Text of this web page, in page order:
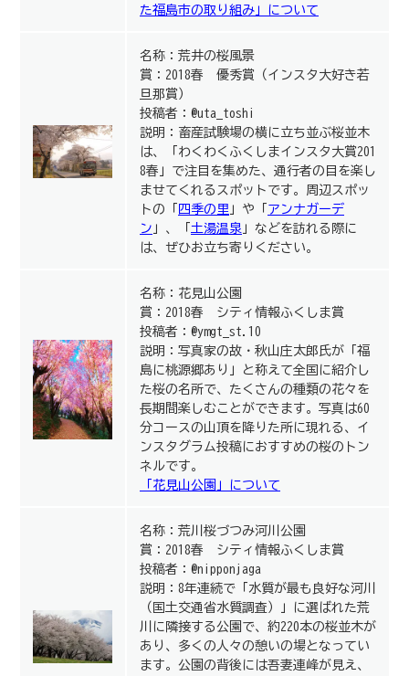
た福島市の取り組み」について
名称：荒井の桜風景
賞：2018春 優秀賞（インスタ大好き若
旦那賞）
投稿者：@uta_toshi
説明：畜産試験場の横に立ち並ぶ桜並木
は、「わくわくふくしまインスタ大賞201
8春」で注目を集めた、通行者の目を楽し
ませてくれるスポットです。周辺スポッ
トの「 四季の里 」や「 アンナガーデ
ン 」、「 土湯温泉 」などを訪れる際に
は、ぜひお立ち寄りください。
名称：花見山公園
賞：2018春 シティ情報ふくしま賞
投稿者：@ymgt_st.10
説明：写真家の故・秋山庄太郎氏が「福
島に桃源郷あり」と称えて全国に紹介し
た桜の名所で、たくさんの種類の花々を
長期間楽しむことができます。写真は60
分コースの山頂を降りた所に現れる、イ
ンスタグラム投稿におすすめの桜のトン
ネルです。
「花見山公園」について
名称：荒川桜づつみ河川公園
賞：2018春 シティ情報ふくしま賞
投稿者：@nipponjaga
説明：8年連続で「水質が最も良好な河川
（国土交通省水質調査）」に選ばれた荒
川に隣接する公園で、約220本の桜並木が
あり、多くの人々の憩いの場となってい
ます。公園の背後には吾妻連峰が見え、